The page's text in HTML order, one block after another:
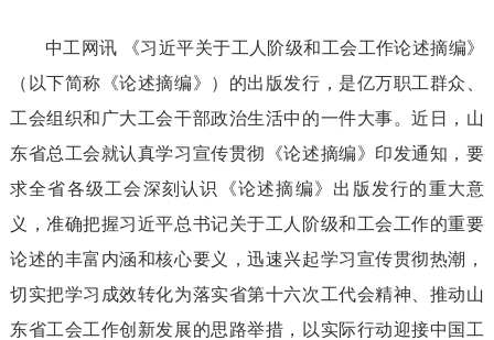
中工网讯 《习近平关于工人阶级和工会工作论述摘编》
（以下简称《论述摘编》）的出版发行，是亿万职工群众、
工会组织和广大工会干部政治生活中的一件大事。近日，山
东省总工会就认真学习宣传贯彻《论述摘编》印发通知，要
求全省各级工会深刻认识《论述摘编》出版发行的重大意
义，准确把握习近平总书记关于工人阶级和工会工作的重要
论述的丰富内涵和核心要义，迅速兴起学习宣传贯彻热潮，
切实把学习成效转化为落实省第十六次工代会精神、推动山
东省工会工作创新发展的思路举措，以实际行动迎接中国工